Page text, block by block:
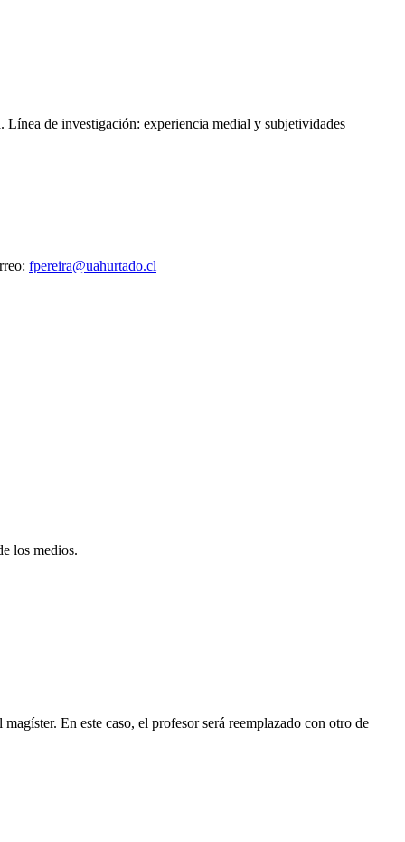
de investigación: experiencia medial y subjetividades
fpereira@uahurtado.cl
los medios.
En este caso, el profesor será reemplazado con otro de